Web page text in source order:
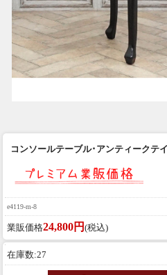
コンソールテーブル･アンティークテ
e4119-m-8
業販価格24,800円 (税込)
在庫数:27